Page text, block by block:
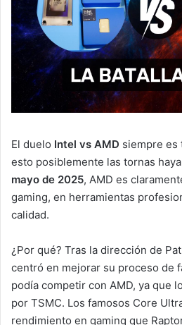
El duelo Intel vs AMD siempre es
esto posiblemente las tornas
mayo de 2025, AMD es
gaming, en herramientas
calidad.
¿Por qué? Tras la dirección de
centró en mejorar su proceso de
podía competir con AMD, ya que
por TSMC. Los famosos Core
rendimiento en gaming que